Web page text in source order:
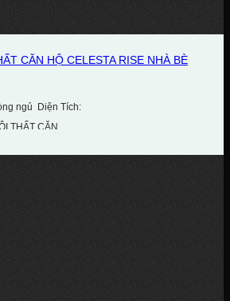
CĂN HỘ CELESTA RISE NHÀ BÈ
ngủ Diện Tích:
THẤT CĂN...